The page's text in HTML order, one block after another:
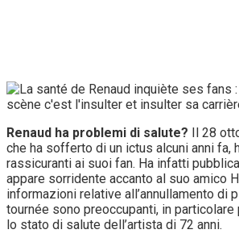
Renaud ha problemi di salute? Il 28
che ha sofferto di un ictus alcuni anni fa,
rassicuranti ai suoi fan. Ha infatti
appare sorridente accanto al suo amico
informazioni relative all’annullamento di
tournée sono preoccupanti, in particolare
lo stato di salute dell’artista di 72 anni.